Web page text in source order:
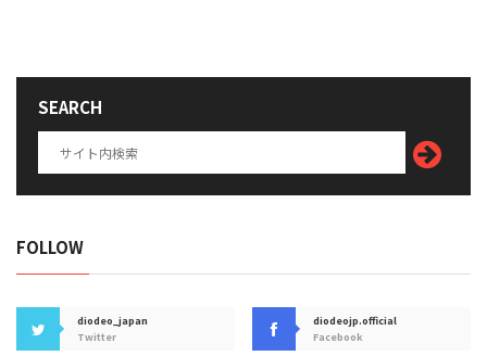
SEARCH
FOLLOW
diodeo_japan
Twitter
diodeojp.official
Facebook